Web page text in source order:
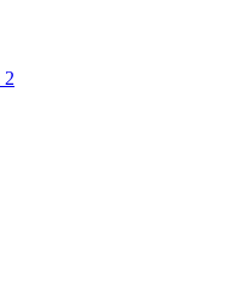
2